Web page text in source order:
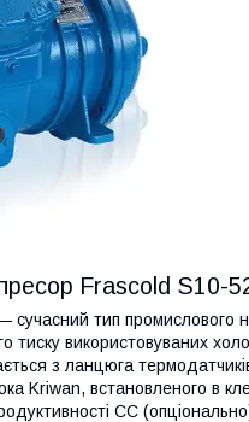
Frascold S10-
тип промислового
тиску використовуваних
з ланцюга
Kriwan, встановленого в
CC